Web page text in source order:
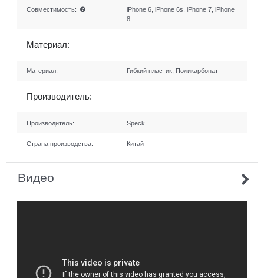
Совместимость:
iPhone 6, iPhone 6s, iPhone 7, iPhone
8
Материал:
Материал: Гибкий пластик, Поликарбонат
Производитель:
Производитель: Speck
Страна производства: Китай
Видео